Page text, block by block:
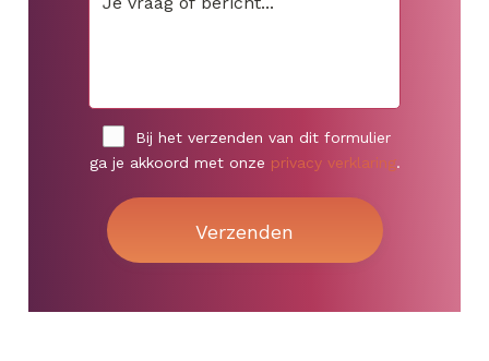
Bij het verzenden van dit formulier
ga je akkoord met onze privacy verklaring.